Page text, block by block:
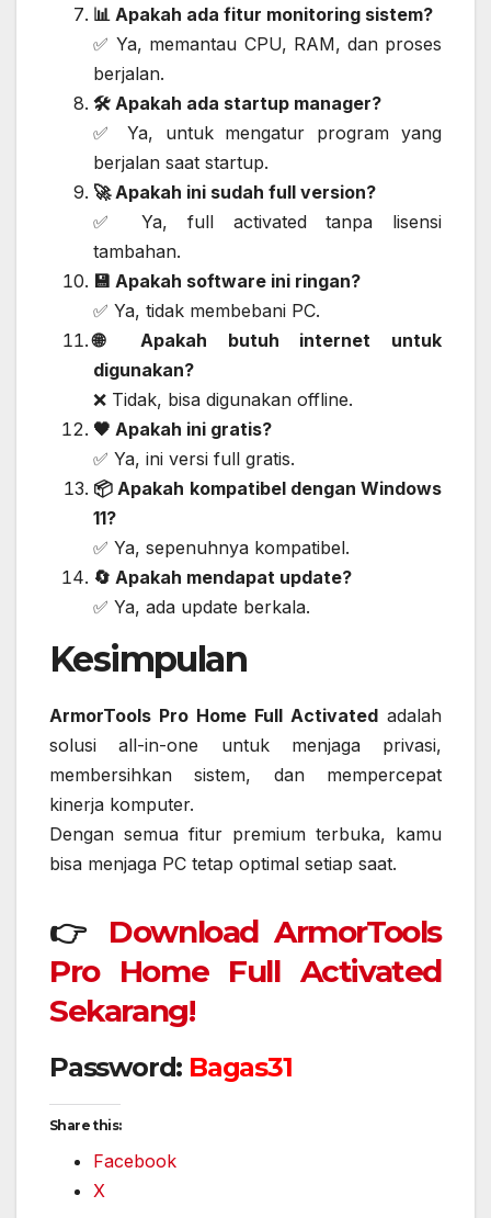
📊 Apakah ada fitur monitoring sistem?
✅ Ya, memantau CPU, RAM, dan proses
berjalan.
🛠️ Apakah ada startup manager?
✅ Ya, untuk mengatur program yang
berjalan saat startup.
🚀 Apakah ini sudah full version?
✅ Ya, full activated tanpa lisensi
tambahan.
💾 Apakah software ini ringan?
✅ Ya, tidak membebani PC.
🌐 Apakah butuh internet untuk
digunakan?
❌ Tidak, bisa digunakan offline.
🖤 Apakah ini gratis?
✅ Ya, ini versi full gratis.
📦 Apakah kompatibel dengan Windows
11?
✅ Ya, sepenuhnya kompatibel.
🔄 Apakah mendapat update?
✅ Ya, ada update berkala.
Kesimpulan
ArmorTools Pro Home Full Activated adalah
solusi all-in-one untuk menjaga privasi,
membersihkan sistem, dan mempercepat
kinerja komputer.
Dengan semua fitur premium terbuka, kamu
bisa menjaga PC tetap optimal setiap saat.
👉 Download ArmorTools
Pro Home Full Activated
Sekarang!
Password: Bagas31
Share this:
Facebook
X